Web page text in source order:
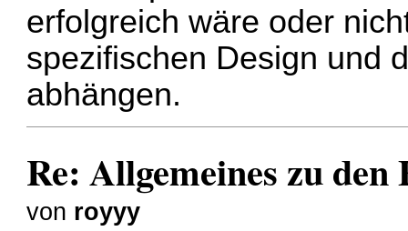
erfolgreich wäre oder
spezifischen Design und
abhängen.
Re: Allgemeines zu
von royyy